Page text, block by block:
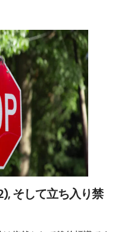
そして立ち入り禁